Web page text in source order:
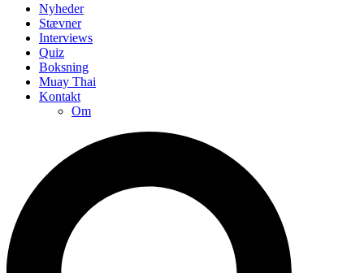
Nyheder
Stævner
Interviews
Quiz
Boksning
Muay Thai
Kontakt
Om